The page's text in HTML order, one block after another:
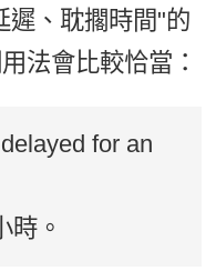
遲、耽擱時間"的
法會比較恰當：
for an
時。